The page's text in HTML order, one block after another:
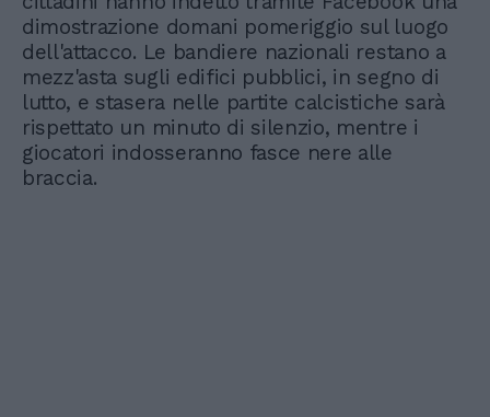
dimostrazione domani pomeriggio sul luogo
dell'attacco. Le bandiere nazionali restano a
mezz'asta sugli edifici pubblici, in segno di
lutto, e stasera nelle partite calcistiche sarà
rispettato un minuto di silenzio, mentre i
giocatori indosseranno fasce nere alle
braccia.